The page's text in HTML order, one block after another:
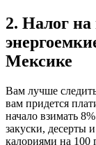
2. Налог
Мексике
Вам лучше
вам придется
начало взимать
закуски, десерты
калориями на 100